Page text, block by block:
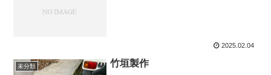
2025.02.04
未分類 竹垣製作